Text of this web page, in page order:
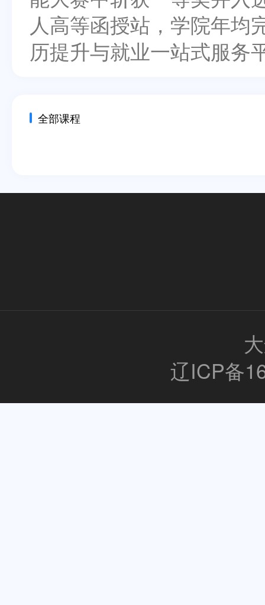
人高等函授站，学院年均
历提升与就业一站式服务
全部课程
辽ICP备